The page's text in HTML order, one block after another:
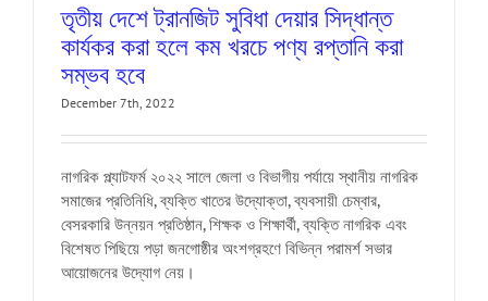
তৃতীয় দেশে ট্রানজিট সুবিধা দেয়ার সিদ্ধান্ত
কার্যকর করা হলে কম খরচে পণ্য রপ্তানি করা
সম্ভব হবে
December 7th, 2022
নাগরিক প্ল্যাটফর্ম ২০২২ সালে জেলা ও বিভাগীয় পর্যায়ে স্থানীয় নাগরিক
সমাজের প্রতিনিধি, ব্যক্তি খাতের উদ্যোক্তা, ব্যবসায়ী চেম্বার,
বেসরকারি উন্নয়ন প্রতিষ্ঠান, শিক্ষক ও শিক্ষার্থী, ব্যক্তি নাগরিক এবং
বিশেষত পিছিয়ে পড়া জনগোষ্ঠীর অংশগ্রহণে বিভিন্ন পরামর্শ সভার
আয়োজনের উদ্যোগ নেয়।